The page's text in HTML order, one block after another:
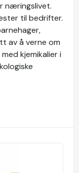
næringslivet.
til bedrifter.
av å verne om
kjemikalier i